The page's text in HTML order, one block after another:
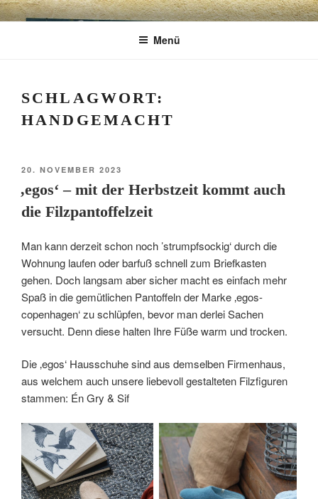
Zum
InhaltCHARME
Geschenkartikel & Kunstobjekte in Bad
Menü
SCHLAGWORT:
HANDGEMACHT
VERÖFFENTLICHT
20. NOVEMBER 2023
‚egos‘ – mit der Herbstzeit kommt auch
die Filzpantoffelzeit
Man kann derzeit schon noch ’strumpfsockig‘ durch die
Wohnung laufen oder barfuß schnell zum Briefkasten
gehen. Doch langsam aber sicher macht es einfach mehr
Spaß in die gemütlichen Pantoffeln der Marke ‚egos-
copenhagen‘ zu schlüpfen, bevor man derlei Sachen
versucht. Denn diese halten Ihre Füße warm und trocken.
Die ‚egos‘ Hausschuhe sind aus demselben Firmenhaus,
aus welchem auch unsere liebevoll gestalteten Filzfiguren
stammen: Én Gry & Sif